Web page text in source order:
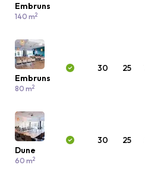
Embruns
140 m2
Embruns
80 m2
30 25
Dune
60 m2
30 25